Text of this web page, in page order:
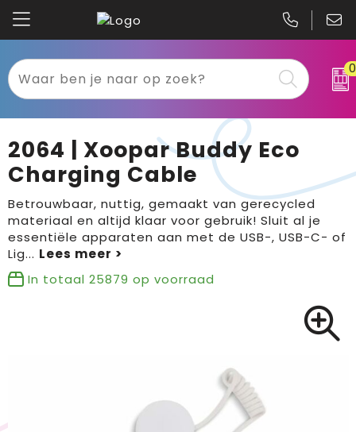
0
Textiel
Werkkleding
Sport
Tassen
Bloemen, planten en bomen
Brievenbuspakketten
Kariban
B&C
Gildan
Clique
Printer
2064 | Xoopar Buddy Eco
Charging Cable
Betrouwbaar, nuttig, gemaakt van gerecycled
materiaal en altijd klaar voor gebruik! Sluit al je
essentiële apparaten aan met de USB-, USB-C- of
Lig...
In totaal 25879 op voorraad